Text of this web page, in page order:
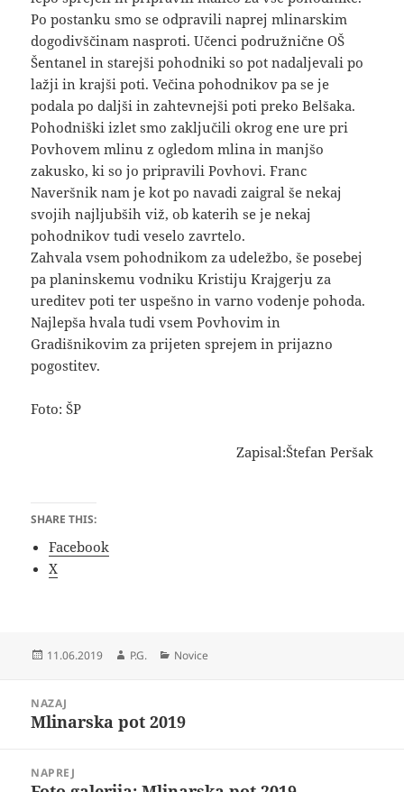
Po postanku smo se odpravili naprej mlinarskim
dogodivščinam nasproti. Učenci podružnične OŠ
Šentanel in starejši pohodniki so pot nadaljevali po
lažji in krajši poti. Večina pohodnikov pa se je
podala po daljši in zahtevnejši poti preko Belšaka.
Pohodniški izlet smo zaključili okrog ene ure pri
Povhovem mlinu z ogledom mlina in manjšo
zakusko, ki so jo pripravili Povhovi. Franc
Naveršnik nam je kot po navadi zaigral še nekaj
svojih najljubših viž, ob katerih se je nekaj
pohodnikov tudi veselo zavrtelo.
Zahvala vsem pohodnikom za udeležbo, še posebej
pa planinskemu vodniku Kristiju Krajgerju za
ureditev poti ter uspešno in varno vodenje pohoda.
Najlepša hvala tudi vsem Povhovim in
Gradišnikovim za prijeten sprejem in prijazno
pogostitev.
Foto: ŠP
Zapisal:Štefan Peršak
SHARE THIS:
Facebook
X
Objavljeno
11.06.2019 Avtor
P.G. Kategorije
Novice
prispevka
NAZAJ
Prejšnji
Mlinarska pot 2019
NAPREJ